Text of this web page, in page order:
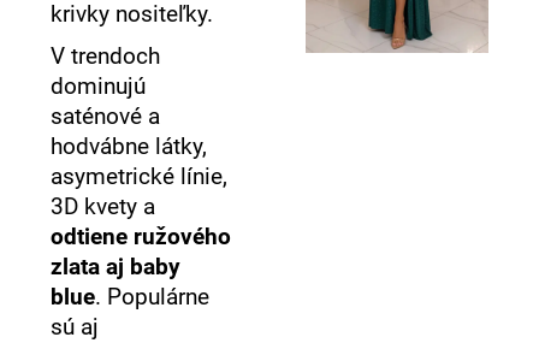
krivky nositeľky.
V trendoch
dominujú
saténové a
hodvábne látky,
asymetrické línie,
3D kvety a
odtiene ružového
zlata aj baby
blue. Populárne
sú aj